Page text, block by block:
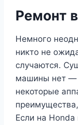
Ремонт
Немного
никто не
случаются.
машины нет —
некоторые
Если на